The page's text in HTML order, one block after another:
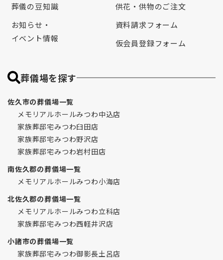
葬儀の豆知識
お知らせ・
イベント情報
供花・供物のご注文
資料請求フォーム
仮会員登録フォーム
葬儀場を探す
佐久市の葬儀場一覧
メモリアルホールみつわ中込店
家族葬邸宅みつわ臼田店
家族葬邸宅みつわ野沢店
家族葬邸宅みつわ岩村田店
南佐久郡の葬儀場一覧
メモリアルホールみつわ小海店
北佐久郡の葬儀場一覧
メモリアルホールみつわ立科店
家族葬邸宅みつわ西軽井沢店
小諸市の葬儀場一覧
家族葬邸宅みつわ御影長土呂店